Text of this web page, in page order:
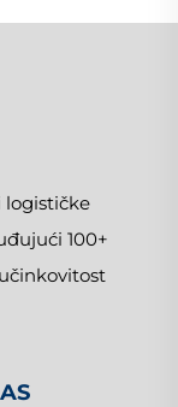
logističke
100+